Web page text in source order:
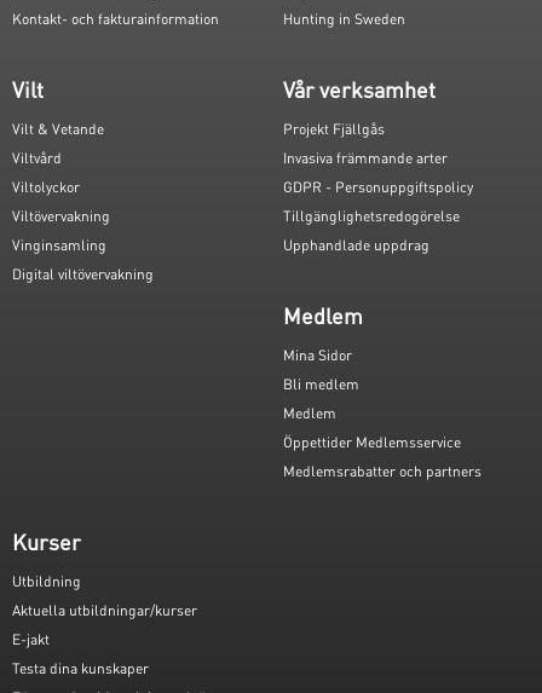
Kontakt- och fakturainformation
Hunting in Sweden
Vilt
Vilt & Vetande
Viltvård
Viltolyckor
Viltövervakning
Vinginsamling
Digital viltövervakning
Vår verksamhet
Projekt Fjällgås
Invasiva främmande arter
GDPR - Personuppgiftspolicy
Tillgänglighetsredogörelse
Upphandlade uppdrag
Medlem
Mina Sidor
Bli medlem
Medlem
Öppettider Medlemsservice
Medlemsrabatter och partners
Kurser
Utbildning
Aktuella utbildningar/kurser
E-jakt
Testa dina kunskaper